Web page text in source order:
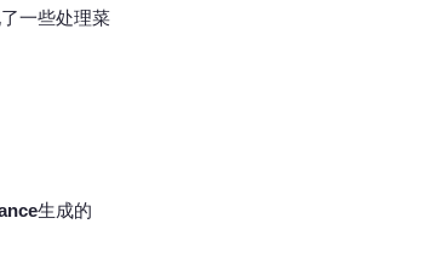
一些处理菜
生成的